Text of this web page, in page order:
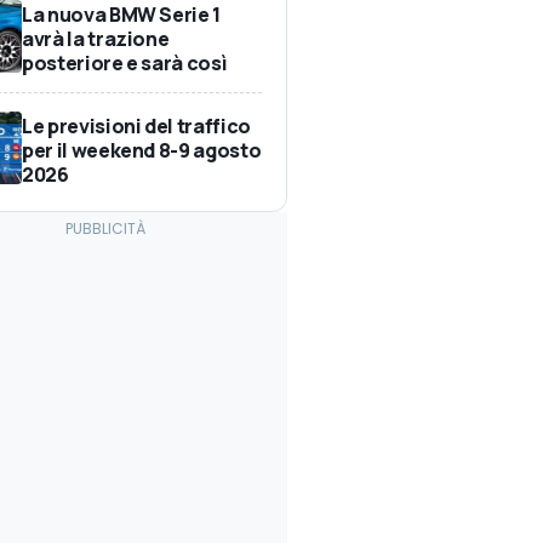
La nuova BMW Serie 1
avrà la trazione
posteriore e sarà così
Le previsioni del traffico
per il weekend 8-9 agosto
2026